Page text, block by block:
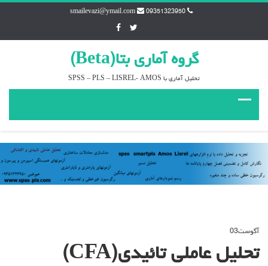
09351323950
smailevazi@ymail.com
گروه آماري بتا(Beta)
تحليل آماري با SPSS – PLS – LISREL- AMOS
آگوست03
تحلیل
تحلیل عاملی تائیدی(CFA)